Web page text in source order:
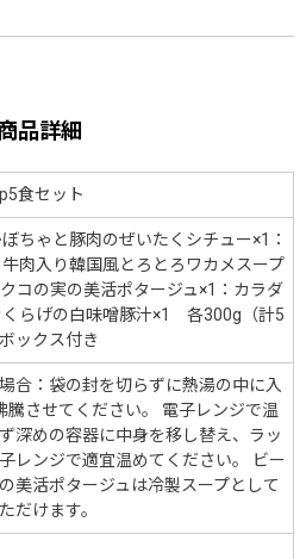
品詳細
食セット
ちゃと豚肉のぜいたくシチュー×1：
肉入り韓国風とろとろワカメスープ
コの実の美活ポタージュ×1：カラダ
くらげの白味噌豚汁×1 各300g（計5
ックス付き
合：袋の封を切らずに熱湯の中に入
騰させてください。 電子レンジで温
深めの容器に中身を移し替え、ラッ
レンジで適宜温めてください。 ビー
美活ポタージュは冷製スープとして
だけます。